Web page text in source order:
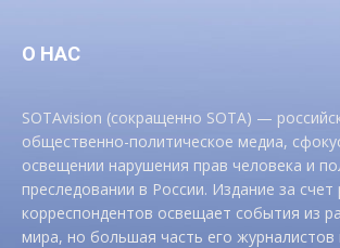
О НАС
SOTAvision (сокращенно SOTA) —
общественно-политическое медиа,
освещении нарушения прав человека и
преследовании в России. Издание за счет
корреспондентов освещает события из
мира, но большая часть его